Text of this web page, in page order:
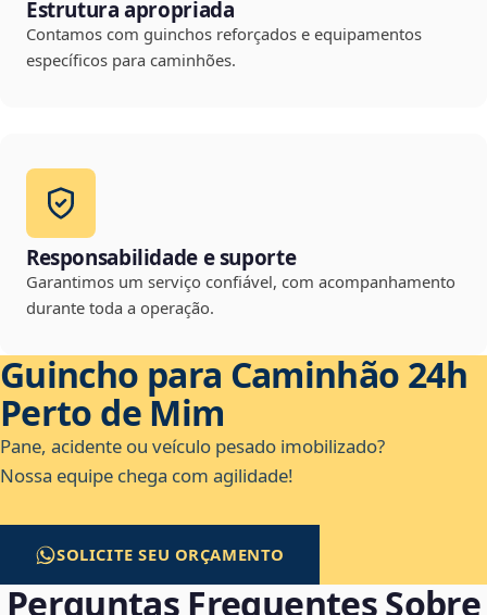
Estrutura apropriada
Contamos com guinchos reforçados e equipamentos
específicos para caminhões.
Responsabilidade e suporte
Garantimos um serviço confiável, com acompanhamento
durante toda a operação.
Guincho para Caminhão 24h
Perto de Mim
Pane, acidente ou veículo pesado imobilizado?
Nossa equipe chega com agilidade!
SOLICITE SEU ORÇAMENTO
Perguntas Frequentes Sobre